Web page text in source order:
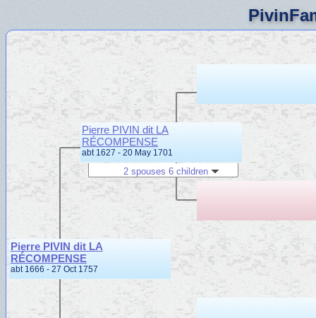
Pierre PIVIN dit LA
RÉCOMPENSE
abt 1666 - 27 Oct 1757
Pierre PIVIN dit LA
RÉCOMPENSE
abt 1627 - 20 May 1701
2 spouses 6 children